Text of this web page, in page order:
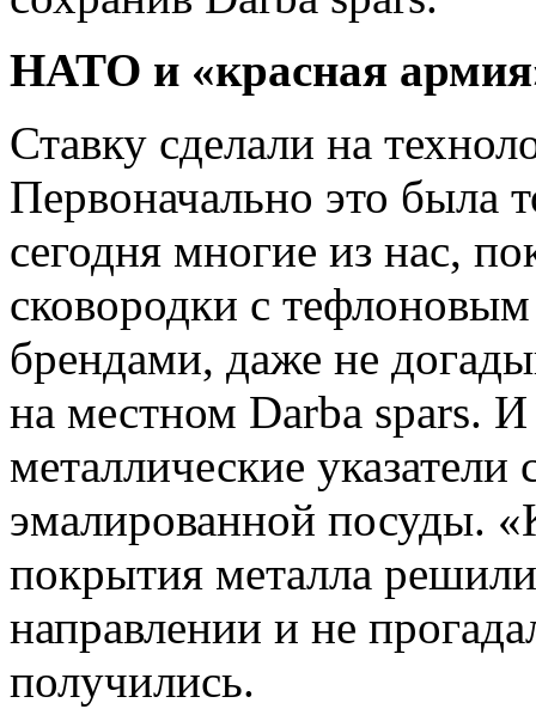
НАТО и «красная
Ставку сделали на
Первоначально это была
сегодня многие из нас,
сковородки с
брендами, даже не
на местном Darba spars.
металлические
эмалированной посуды.
покрытия металла
направлении и не
получились.